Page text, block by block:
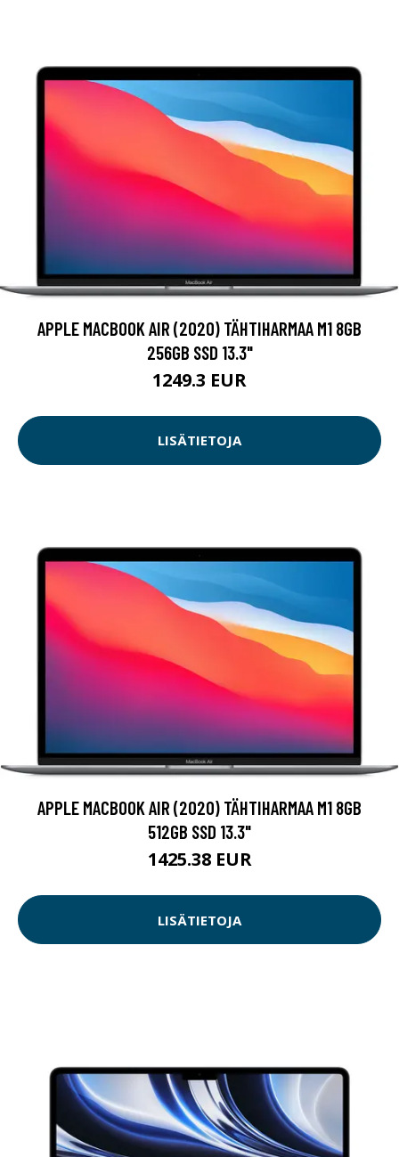
APPLE MACBOOK AIR (2020) TÄHTIHARMAA M1 8GB
256GB SSD 13.3"
1249.3 EUR
LISÄTIETOJA
APPLE MACBOOK AIR (2020) TÄHTIHARMAA M1 8GB
512GB SSD 13.3"
1425.38 EUR
LISÄTIETOJA